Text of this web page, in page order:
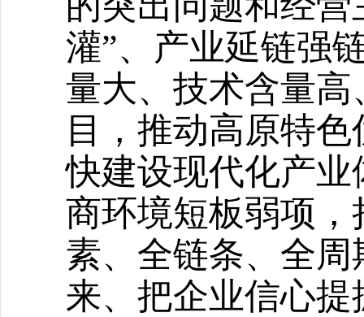
灌”、产业延链强
量大、技术含量
目，推动高原特
快建设现代化产业
商环境短板弱项
素、全链条、全
来、把企业信心